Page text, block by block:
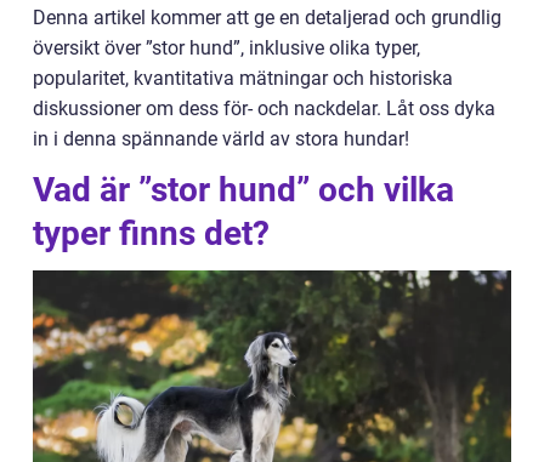
Denna artikel kommer att ge en detaljerad och grundlig
översikt över ”stor hund”, inklusive olika typer,
popularitet, kvantitativa mätningar och historiska
diskussioner om dess för- och nackdelar. Låt oss dyka
in i denna spännande värld av stora hundar!
Vad är ”stor hund” och vilka
typer finns det?